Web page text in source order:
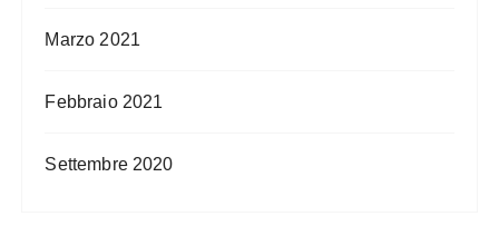
Marzo 2021
Febbraio 2021
Settembre 2020